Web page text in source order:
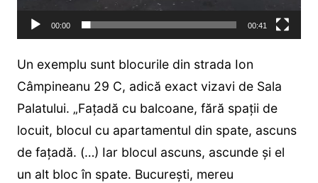
00:00 00:41
Un exemplu sunt blocurile din strada Ion
Câmpineanu 29 C, adică exact vizavi de Sala
Palatului. „Fațadă cu balcoane, fără spații de
locuit, blocul cu apartamentul din spate, ascuns
de fațadă. (…) Iar blocul ascuns, ascunde și el
un alt bloc în spate. București, mereu